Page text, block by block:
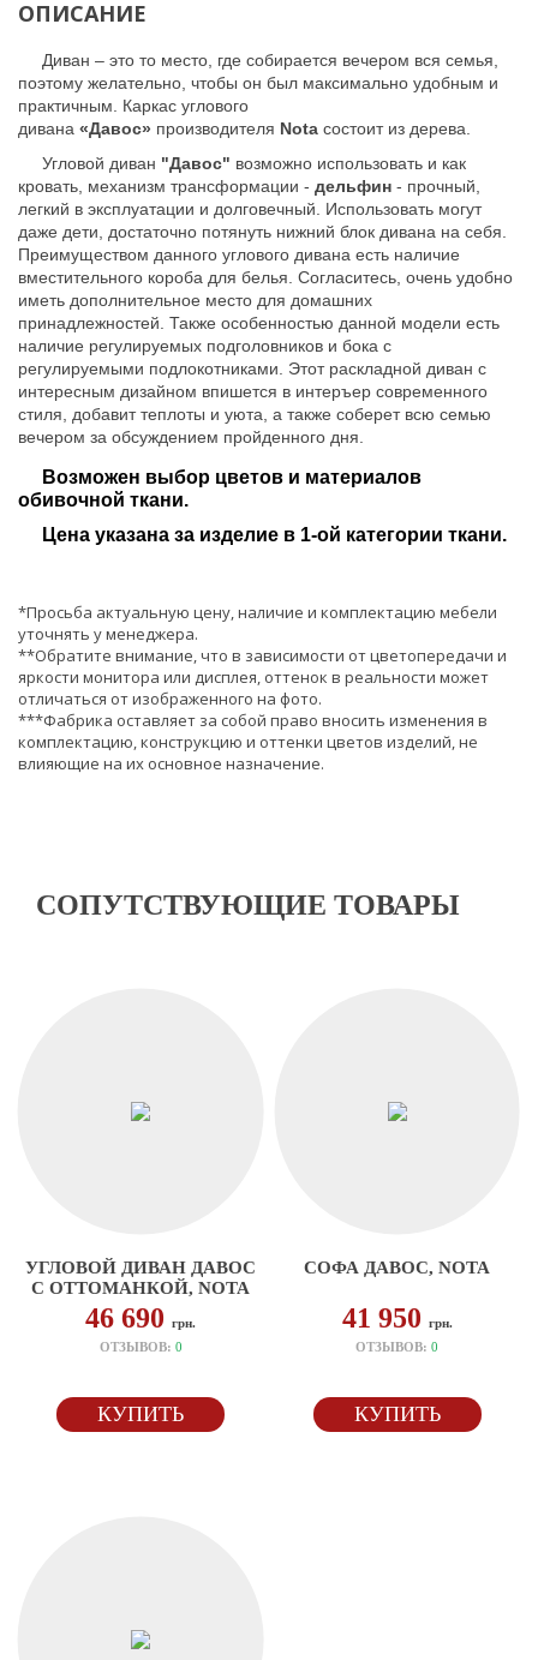
ОПИСАНИЕ
Диван – это то место, где собирается вечером вся семья,
поэтому желательно, чтобы он был максимально удобным и
практичным. Каркас углового
дивана «Давос» производителя Nota состоит из дерева.
Угловой диван "Давос" возможно использовать и как
кровать, механизм трансформации - дельфин - прочный,
легкий в эксплуатации и долговечный. Использовать могут
даже дети, достаточно потянуть нижний блок дивана на себя.
Преимуществом данного углового дивана есть наличие
вместительного короба для белья. Согласитесь, очень удобно
иметь дополнительное место для домашних
принадлежностей. Также особенностью данной модели есть
наличие регулируемых подголовников и бока с
регулируемыми подлокотниками. Этот раскладной диван с
интересным дизайном впишется в интеръер современного
стиля, добавит теплоты и уюта, а также соберет всю семью
вечером за обсуждением пройденного дня.
Возможен выбор цветов и материалов
обивочной ткани.
Цена указана за изделие в 1-ой категории ткани.
*Просьба актуальную цену, наличие и комплектацию мебели
уточнять у менеджера.
**Обратите внимание, что в зависимости от цветопередачи и
яркости монитора или дисплея, оттенок в реальности может
отличаться от изображенного на фото.
***Фабрика оставляет за собой право вносить изменения в
комплектацию, конструкцию и оттенки цветов изделий, не
влияющие на их основное назначение.
СОПУТСТВУЮЩИЕ ТОВАРЫ
УГЛОВОЙ ДИВАН ДАВОС
С ОТТОМАНКОЙ, NOTA
46 690грн.
ОТЗЫВОВ: 0
КУПИТЬ
СОФА ДАВОС, NOTA
41 950 грн.
ОТЗЫВОВ:0
КУПИТЬ